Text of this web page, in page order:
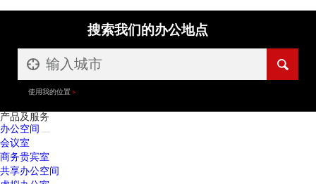
搜索我们的办公地点
使用我的位置
产品及服务
办公空间
会议室
商务贵宾室
共享办公空间